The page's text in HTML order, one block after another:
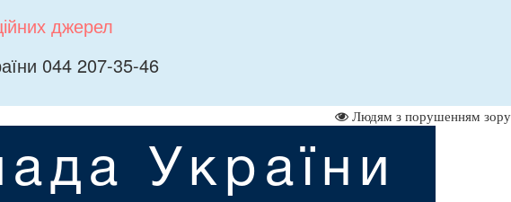
джерел
044 207-35-46
Людям з порушенням зору
України